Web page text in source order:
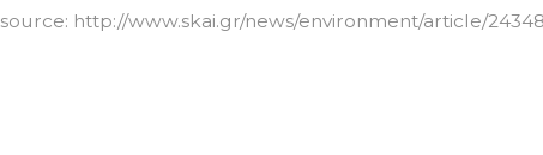
source: http://www.skai.gr/news/environment/article/